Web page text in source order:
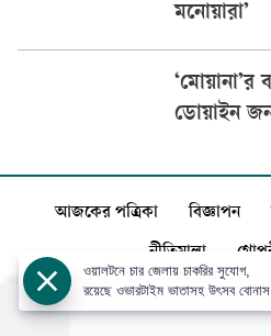
মনোয়ারা’
‘মোয়ানা’র
ডোয়াইন
আজকের পত্রিকা বিজ্ঞাপন
নীতিমালা
ওয়ালটনে চার জেলায় চাকরির সুযোগ,
রয়েছে ওভারটাইম ভাতাসহ উৎসব বোনাস